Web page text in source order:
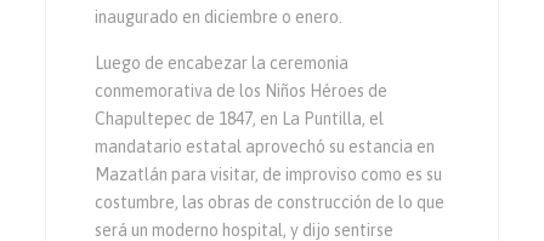
inaugurado en diciembre o enero.
Luego de encabezar la ceremonia
conmemorativa de los Niños Héroes de
Chapultepec de 1847, en La Puntilla, el
mandatario estatal aprovechó su estancia en
Mazatlán para visitar, de improviso como es su
costumbre, las obras de construcción de lo que
será un moderno hospital, y dijo sentirse